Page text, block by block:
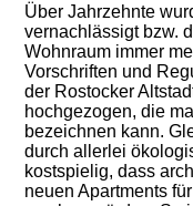
Über Jahrzehnte
vernachlässigt bzw.
Wohnraum immer
Vorschriften und
der Rostocker
hochgezogen, die
bezeichnen kann.
durch allerlei
kostspielig, dass
neuen Apartments